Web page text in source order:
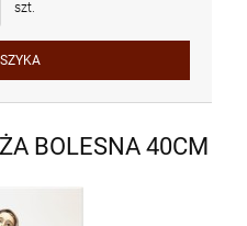
szt.
BOLESNA 40CM